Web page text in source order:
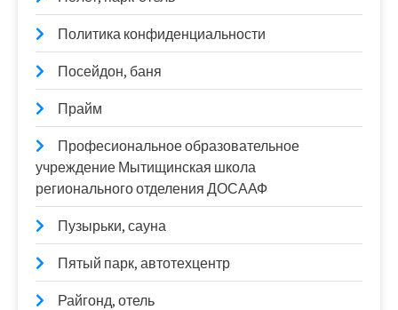
Политика конфиденциальности
Посейдон, баня
Прайм
Професиональное образовательное
учреждение Мытищинская школа
регионального отделения ДОСААФ
Пузырьки, сауна
Пятый парк, автотехцентр
Райгонд, отель